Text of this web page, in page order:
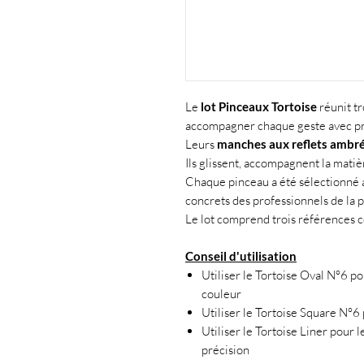
Le lot Pinceaux Tortoise réunit
accompagner chaque geste avec
Leurs manches aux reflets
Ils glissent, accompagnent la
Chaque pinceau a été
concrets des professionnels de la
Le lot comprend trois références
Conseil d'utilisation
Utiliser le Tortoise Oval N°6
couleur
Utiliser le Tortoise Square
Utiliser le Tortoise Liner pour
précision